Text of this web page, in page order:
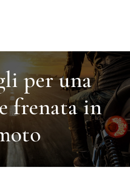
per una
frenata in